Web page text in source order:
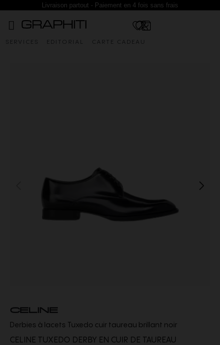
Livraison partout - Paiement en 4 fois sans frais
SERVICES EDITORIAL CARTE CADEAU
CELINE
Derbies à lacets Tuxedo cuir taureau brillant noir
CELINE TUXEDO DERBY EN CUIR DE TAUREAU